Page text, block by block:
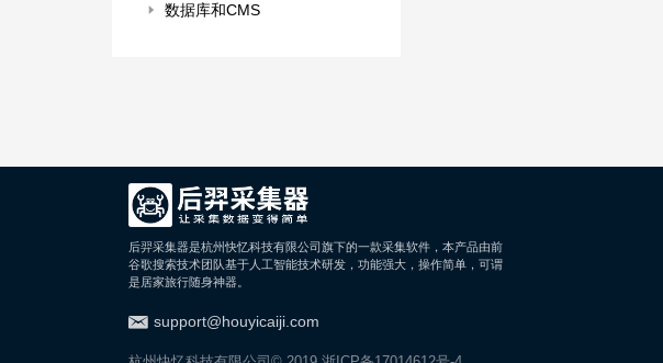
数据库和CMS
后羿采集器是杭州快忆科技有限公司旗下的一款采集软件，本产品由前
谷歌搜索技术团队基于人工智能技术研发，功能强大，操作简单，可谓
是居家旅行随身神器。
support@houyicaiji.com